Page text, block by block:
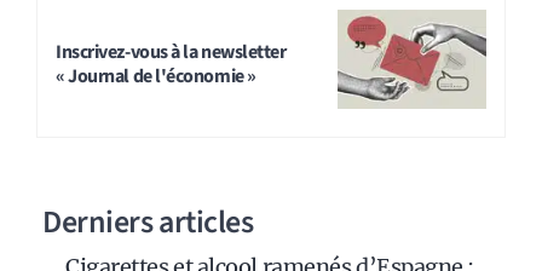
Inscrivez-vous à la newsletter
« Journal de l'économie »
Derniers articles